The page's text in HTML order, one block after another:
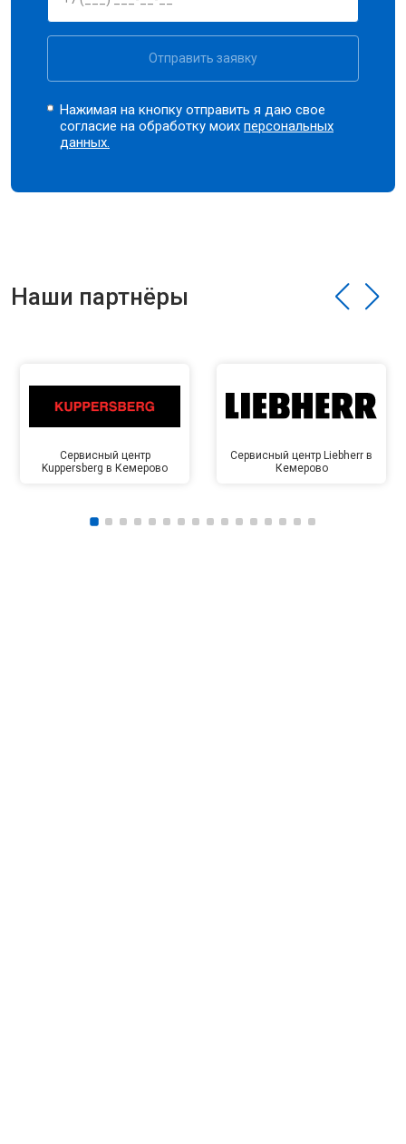
Отправить заявку
Нажимая на кнопку отправить я даю свое
согласие на обработку моихперсональных
данных.
Наши партнёры
Сервисный центр
Kuppersberg в Кемерово
Сервисный центр Liebherr в
Кемерово